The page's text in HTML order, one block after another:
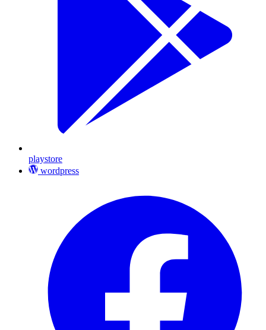
playstore
wordpress